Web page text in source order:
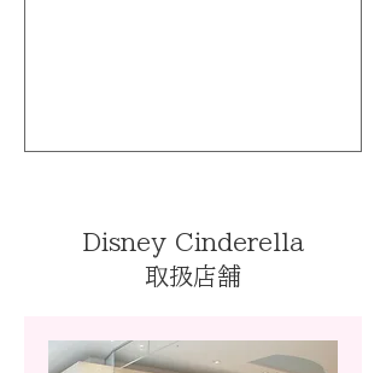
Disney Cinderella
取扱店舗